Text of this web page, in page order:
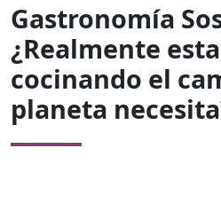
Gastronomía
¿Realmente
cocinando el
planeta